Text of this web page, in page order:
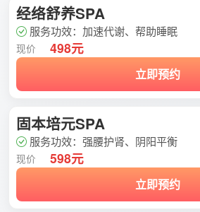
经络舒养SPA
服务功效：加速代谢、帮助睡眠
现价 498元
立即预约
固本培元SPA
服务功效：强腰护肾、阴阳平衡
现价 598元
立即预约